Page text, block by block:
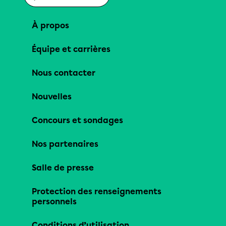
À propos
Équipe et carrières
Nous contacter
Nouvelles
Concours et sondages
Nos partenaires
Salle de presse
Protection des renseignements
personnels